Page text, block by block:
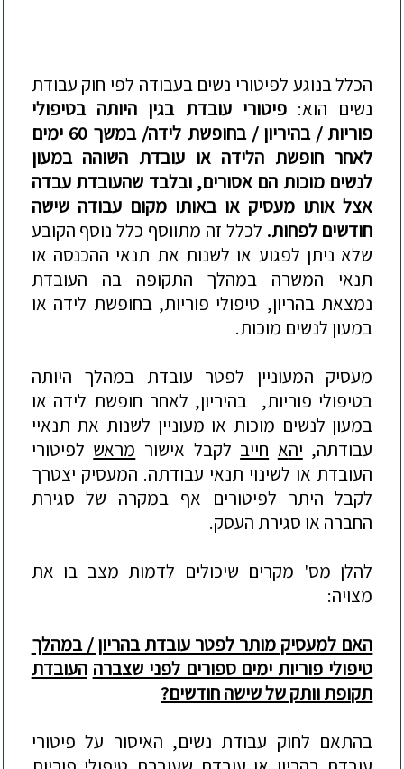
הכלל בנוגע לפיטורי נשים בעבודה לפי חוק עבודת
נשים הוא:פיטורי עובדתבגין היותה בטיפולי
פוריות / בהיריון / ב
חופשת לידה/ במשך 60 ימים
לאחר חופשת הלידהאו עובדת השוהה במעון
לנשים מוכות הם אסורים, ובלבד שהעובדת עבדה
אצל אותו מעסיק או באותו מקום עבודה שישה
חודשים לפחות. לכלל זה מתווסף כלל נוסף הקובע
שלא ניתן לפגוע או לשנות את תנאי ההכנסה או
תנאי המשרה במהלך התקופה בה העובדת
נמצאת בהריון, טיפולי פוריות, בחופשת לידה או
במעון לנשים מוכות.
מעסיק המעוניין לפטר עובדת במהלך היותה
בטיפולי פוריות, בהיריון, לאחר חופשת לידה או
במעון לנשים מוכות או מעוניין לשנות את תנאיי
עבודתה, יהא חייב לקבל אישור מראש לפיטורי
העובדת או לשינוי תנאי עבודתה. המעסיק יצטרך
לקבל היתר לפיטורים אף במקרה של סגירת
החברה או סגירת העסק.
להלן מס' מקרים שיכולים לדמות מצב בו את
מצויה:
האם למעסיק מותר לפטר עובדת בהריון / במהלך
טיפולי פוריות ימים ספורים לפני שצברה העובדת
תקופת וותק של שישה חודשים?
בהתאם לחוק עבודת נשים, האיסור על פיטורי